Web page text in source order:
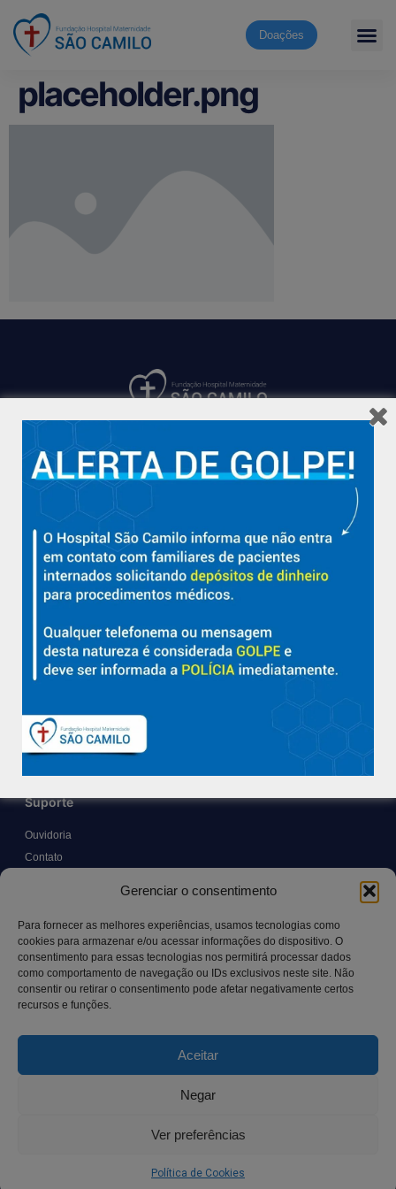
Gerenciar o consentimento
Para fornecer as melhores experiências, usamos tecnologias como
cookies para armazenar e/ou acessar informações do dispositivo. O
consentimento para essas tecnologias nos permitirá processar dados
como comportamento de navegação ou IDs exclusivos neste site. Não
consentir ou retirar o consentimento pode afetar negativamente certos
recursos e funções.
Aceitar
Negar
Ver preferências
Política de Cookies
Doações
placeholder.png
com qualidade, acolhimento e compromisso com a vida em
Aracruz e região.
Nossa História e Fundador
Diretorias
Trabalhe Conosco
Blog
Suporte
Ouvidoria
Contato
Canal LGPD e Segurança da Informação
Contato
Copyright © BhD Comunicacao, All rights reserved.